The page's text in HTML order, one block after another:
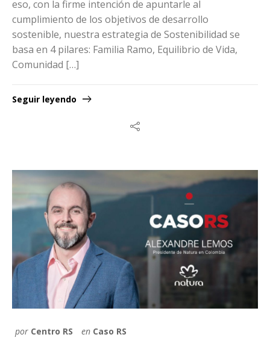
eso, con la firme intención de apuntarle al
cumplimiento de los objetivos de desarrollo
sostenible, nuestra estrategia de Sostenibilidad se
basa en 4 pilares: Familia Ramo, Equilibrio de Vida,
Comunidad […]
Seguir leyendo
por Centro RS en Caso RS